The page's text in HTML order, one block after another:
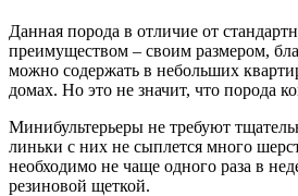
Данная порода в отличие от
преимуществом – своим размером,
можно содержать в небольших
домах. Но это не значит, что порода
Минибультерьеры не требуют
линьки с них не сыплется много
необходимо не чаще одного раза в
резиновой щеткой.